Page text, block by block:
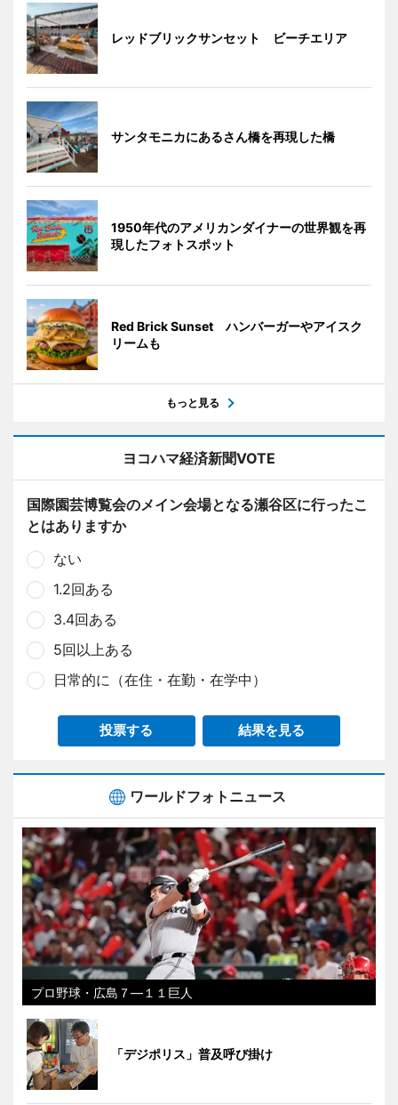
レッドブリックサンセット ビーチエリア
サンタモニカにあるさん橋を再現した橋
1950年代のアメリカンダイナーの世界観を再
現したフォトスポット
Red Brick Sunset ハンバーガーやアイスク
リームも
もっと見る
ヨコハマ経済新聞VOTE
国際園芸博覧会のメイン会場となる瀬谷区に行ったこ
とはありますか
ない
1.2回ある
3.4回ある
5回以上ある
日常的に（在住・在勤・在学中）
投票する 結果を見る
ワールドフォトニュース
プロ野球・広島７―１１巨人
「デジポリス」普及呼び掛け